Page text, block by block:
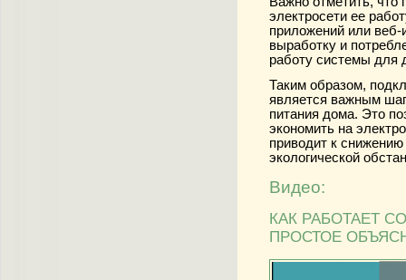
электросети ее
приложений или веб-
выработку и
работу системы для
Таким образом,
является важным
питания дома. Это
экономить на
приводит к
экологической
Видео:
КАК РАБОТАЕТ
ПРОСТОЕ